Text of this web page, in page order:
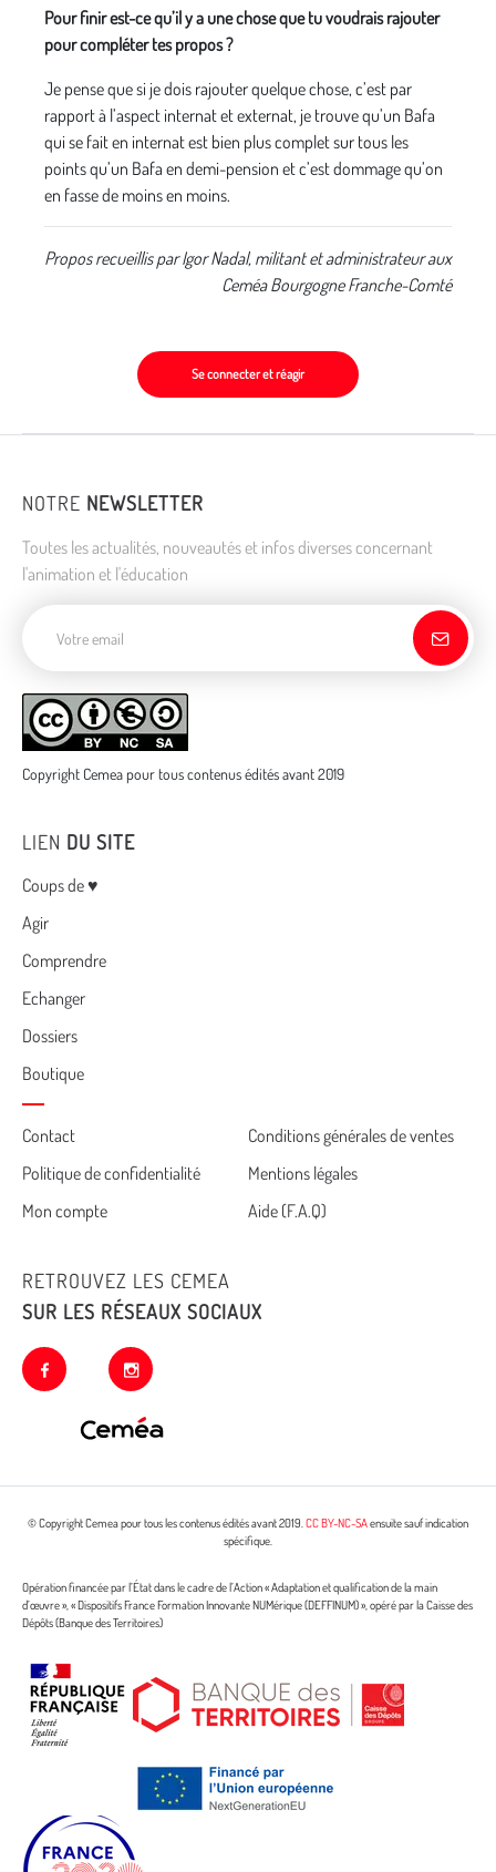
Pour finir est-ce qu’il y a une chose que tu voudrais rajouter
pour compléter tes propos ?
Je pense que si je dois rajouter quelque chose, c’est par
rapport à l’aspect internat et externat, je trouve qu’un Bafa
qui se fait en internat est bien plus complet sur tous les
points qu’un Bafa en demi-pension et c’est dommage qu’on
en fasse de moins en moins.
Propos recueillis par Igor Nadal, militant et administrateur aux
Ceméa Bourgogne Franche-Comté
Se connecter et réagir
NOTRE NEWSLETTER
Toutes les actualités, nouveautés et infos diverses concernant
l'animation et l'éducation
Copyright Cemea pour tous contenus édités avant 2019
LIEN DU SITE
Menu
Coups de ♥
Agir
Comprendre
Echanger
Dossiers
Boutique
Cemea
footer
Contact
Conditions générales de ventes
Politique de confidentialité
Mentions légales
Mon compte
Aide (F.A.Q)
RETROUVEZ LES CEMEA
SUR LES RÉSEAUX SOCIAUX
facebook instagram
© Copyright Cemea pour tous les contenus édités avant 2019.CC BY-NC-SAensuite sauf indication
spécifique.
Opération financée par l’État dans le cadre de l’Action « Adaptation et qualification de la main
d’œuvre », « Dispositifs France Formation Innovante NUMérique (DEFFINUM) », opéré par la Caisse des
Dépôts (Banque des Territoires)